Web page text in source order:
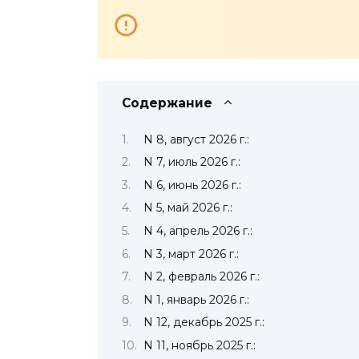
Содержание
N 8, август 2026 г.:
N 7, июль 2026 г.:
N 6, июнь 2026 г.:
N 5, май 2026 г.:
N 4, апрель 2026 г.:
N 3, март 2026 г.:
N 2, февраль 2026 г.:
N 1, январь 2026 г.:
N 12, декабрь 2025 г.:
N 11, ноябрь 2025 г.: